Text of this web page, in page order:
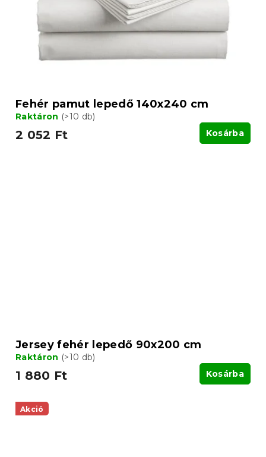
Fehér pamut lepedő 140x240 cm
Raktáron (>10 db)
2 052 Ft Kosárba
Jersey fehér lepedő 90x200 cm
Raktáron (>10 db)
1 880 Ft Kosárba
Akció